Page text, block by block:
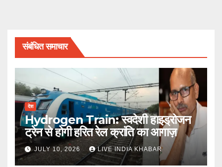
संबंधित समाचार
देश
Hydrogen Train: स्वदेशी हाइड्रोजन
ट्रेन से होगी हरित रेल क्रांति का आगाज़
JULY 10, 2026 LIVE INDIA KHABAR